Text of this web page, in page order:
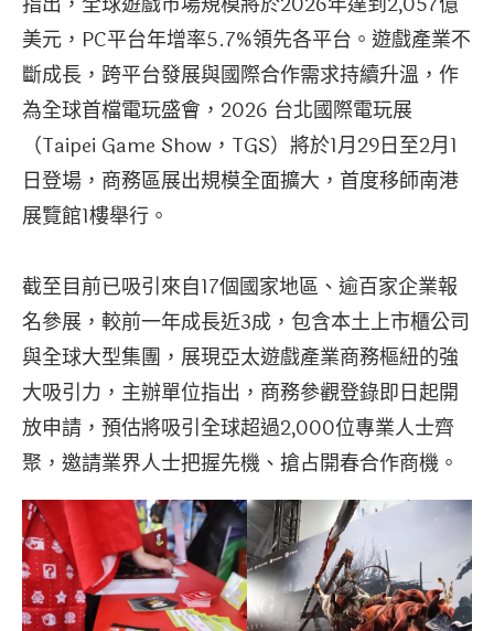
美元，PC平台年增率5.7%領先各平台。遊戲產業不
斷成長，跨平台發展與國際合作需求持續升溫，作
為全球首檔電玩盛會，2026 台北國際電玩展
（Taipei Game Show，TGS）將於1月29日至2月1
日登場，商務區展出規模全面擴大，首度移師南港
展覽館1樓舉行。
截至目前已吸引來自17個國家地區、逾百家企業報
名參展，較前一年成長近3成，包含本土上市櫃公司
與全球大型集團，展現亞太遊戲產業商務樞紐的強
大吸引力，主辦單位指出，商務參觀登錄即日起開
放申請，預估將吸引全球超過2,000位專業人士齊
聚，邀請業界人士把握先機、搶占開春合作商機。